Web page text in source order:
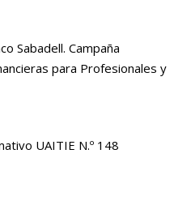
Sabadell. Campaña
para Profesionales y
UAITIE N.º 148